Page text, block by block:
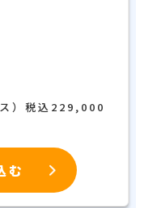
）税込229,000
む